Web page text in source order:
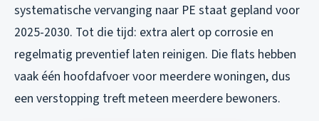
systematische vervanging naar PE staat gepland voor
2025-2030. Tot die tijd: extra alert op corrosie en
regelmatig preventief laten reinigen. Die flats hebben
vaak één hoofdafvoer voor meerdere woningen, dus
een verstopping treft meteen meerdere bewoners.